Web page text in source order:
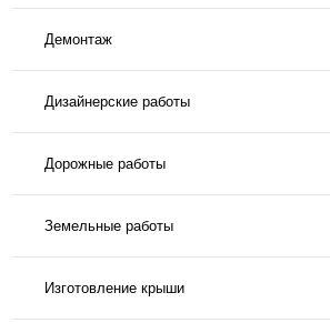
Демонтаж
Дизайнерские работы
Дорожные работы
Земельные работы
Изготовление крыши